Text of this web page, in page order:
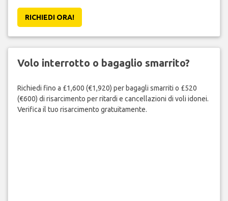
RICHIEDI ORA!
Volo interrotto o bagaglio smarrito?
Richiedi fino a £1,600 (€1,920) per bagagli smarriti o £520
(€600) di risarcimento per ritardi e cancellazioni di voli idonei.
Verifica il tuo risarcimento gratuitamente.